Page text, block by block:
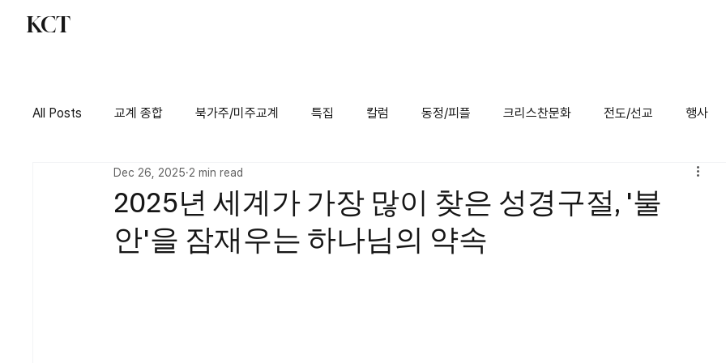
KCT
All Posts 교계 종합 북가주/미주교계 특집 칼럼 동정/피플 크리스찬문화 전도/선교 행사
2025년 세계가 가장 많이 찾은 성경구절, '불
안'을 잠재우는 하나님의 약속
Dec 26, 2025 2 min read